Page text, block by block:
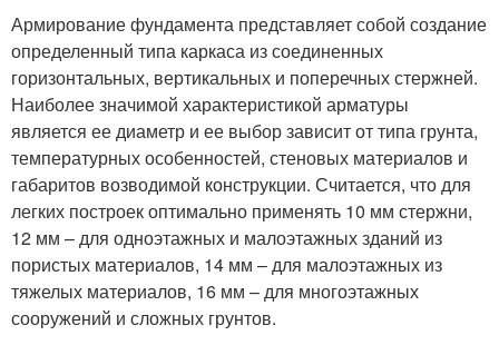
Армирование фундамента представляет собой создание
определенный типа каркаса из соединенных
горизонтальных, вертикальных и поперечных стержней.
Наиболее значимой характеристикой арматуры
является ее диаметр и ее выбор зависит от типа грунта,
температурных особенностей, стеновых материалов и
габаритов возводимой конструкции. Считается, что для
легких построек оптимально применять 10 мм стержни,
12 мм – для одноэтажных и малоэтажных зданий из
пористых материалов, 14 мм – для малоэтажных из
тяжелых материалов, 16 мм – для многоэтажных
сооружений и сложных грунтов.